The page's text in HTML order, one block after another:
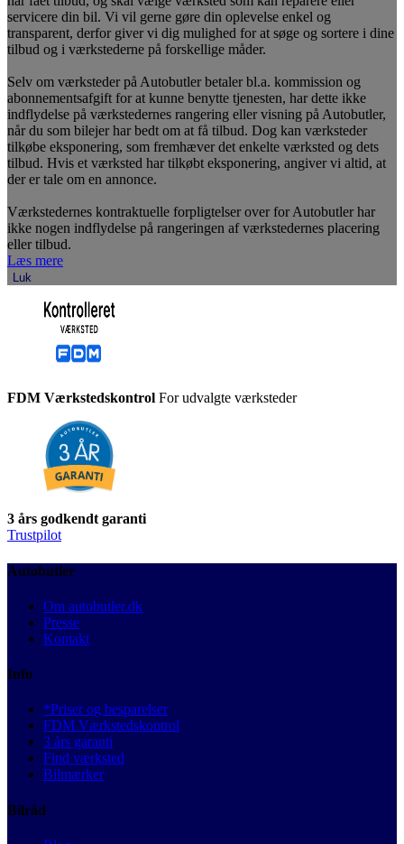
servicere din bil. Vi vil gerne gøre din oplevelse enkel og
transparent, derfor giver vi dig mulighed for at søge og sortere i dine
tilbud og i værkstederne på forskellige måder.
Selv om værksteder på Autobutler betaler bl.a. kommission og
abonnementsafgift for at kunne benytte tjenesten, har dette ikke
indflydelse på værkstedernes rangering eller visning på Autobutler,
når du som bilejer har bedt om at få tilbud. Dog kan værksteder
tilkøbe eksponering, som fremhæver det enkelte værksted og dets
tilbud. Hvis et værksted har tilkøbt eksponering, angiver vi altid, at
der er tale om en annonce.
Værkstedernes kontraktuelle forpligtelser over for Autobutler har
ikke nogen indflydelse på rangeringen af værkstedernes placering
eller tilbud.
Læs mere
Luk
FDM Værkstedskontrol For udvalgte værksteder
3 års godkendt garanti
Trustpilot
Autobutler
Om autobutler.dk
Presse
Kontakt
Info
*Priser og besparelser
FDM Værkstedskontrol
3 års garanti
Find værksted
Bilmærker
Bilråd